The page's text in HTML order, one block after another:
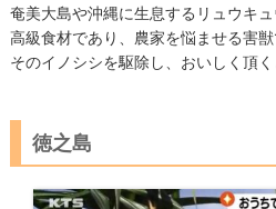
奄美大島や沖縄に生息するリュウキュ
高級食材であり、農家を悩ませる害獣
そのイノシシを駆除し、おいしく頂
徳之島